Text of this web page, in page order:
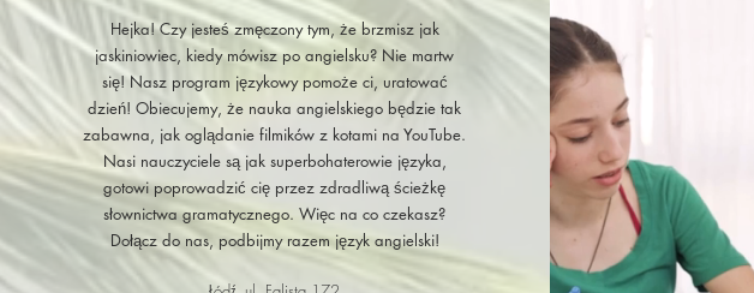
Hejka! Czy jesteś zmęczony tym, że brzmisz jak
jaskiniowiec, kiedy mówisz po angielsku? Nie martw
się! Nasz program językowy pomoże ci, uratować
dzień! Obiecujemy, że nauka angielskiego będzie tak
zabawna, jak oglądanie filmików z kotami na YouTube.
Nasi nauczyciele są jak superbohaterowie języka,
gotowi poprowadzić cię przez zdradliwą ścieżkę
słownictwa gramatycznego. Więc na co czekasz?
Dołącz do nas, podbijmy razem język angielski!